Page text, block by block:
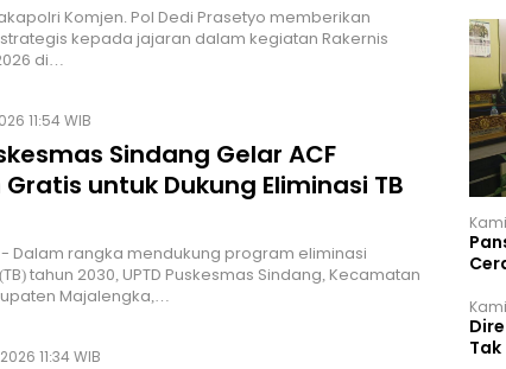
Komjen. Pol Dedi Prasetyo memberikan
kepada jajaran dalam kegiatan Rakernis
di…
11:54 WIB
Sindang Gelar ACF
untuk Dukung Eliminasi TB
- Dalam rangka mendukung program eliminasi
tahun 2030, UPTD Puskesmas Sindang, Kecamatan
Majalengka,…
11:34 WIB